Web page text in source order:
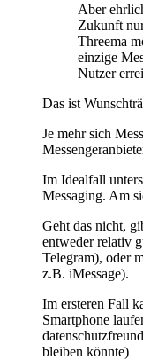
Aber
Zukunft
Threema
einzige
Nutzer
Das ist
Je mehr sich
Im Idealfall
Messaging. Am
Geht das nicht,
entweder relativ
Telegram), oder
z.B. iMessage).
Im ersteren Fall
Smartphone
bleiben könnte)